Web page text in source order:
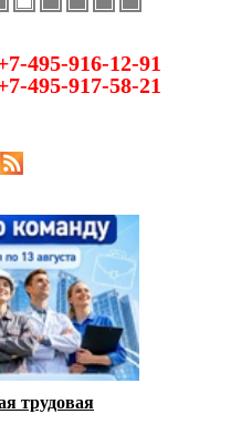
495-916-12-91
495-917-58-21
трудовая